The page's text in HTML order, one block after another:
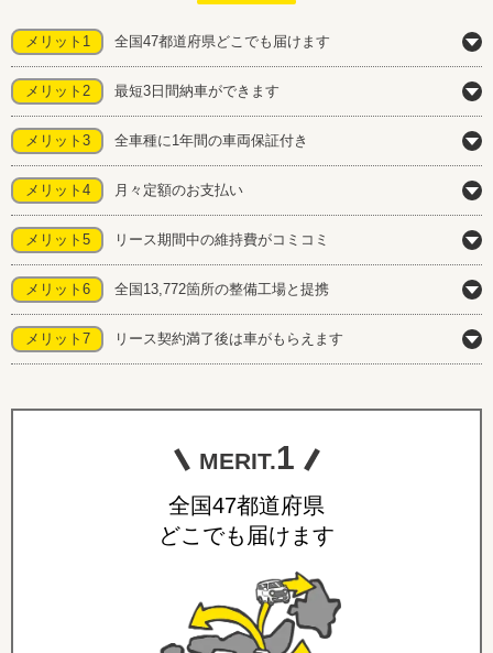
メリット1 全国47都道府県どこでも届けます
メリット2 最短3日間納車ができます
メリット3 全車種に1年間の車両保証付き
メリット4 月々定額のお支払い
メリット5 リース期間中の維持費がコミコミ
メリット6 全国13,772箇所の整備工場と提携
メリット7 リース契約満了後は車がもらえます
MERIT.1
全国47都道府県
どこでも届けます